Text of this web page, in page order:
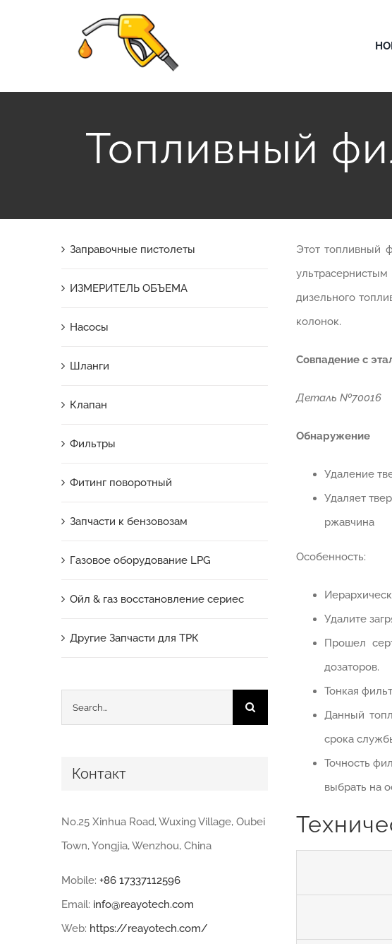
Топливный
Этот топливный
дизельного
колонок.
Совпадение с
Деталь №70016
Обнаружение
Удаление
Удаляет
ржавчина
Особенность:
Удалите
Прошел
дозаторов.
Тонкая
Данный
срока
Точность
выбрать на
Заправочные пистолеты
ИЗМЕРИТЕЛЬ ОБЪЕМА
Насосы
Шланги
Клапан
Фильтры
Фитинг поворотный
Запчасти к бензовозам
Газовое оборудование LPG
Ойл & газ восстановление сериес
Другие Запчасти для ТРК
for:
Контакт
No.25 Xinhua Road, Wuxing Village, Oubei
Town, Yongjia, Wenzhou, China
Mobile: +86 17337112596
Email: info@reayotech.com
Web: https://reayotech.com/